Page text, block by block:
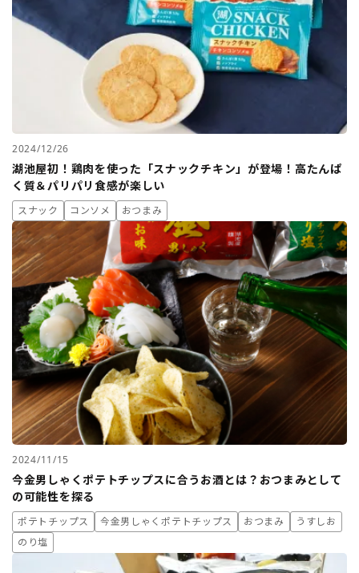
2024/12/26
湖池屋初！鶏肉を使った「スナックチキン」が登場！高たんぱ
く質＆パリパリ食感が楽しい
スナック コンソメ おつまみ
2024/11/15
今金男しゃくポテトチップスに合うお酒とは？おつまみとして
の可能性を探る
ポテトチップス 今金男しゃくポテトチップス おつまみ
うすしお
のり塩